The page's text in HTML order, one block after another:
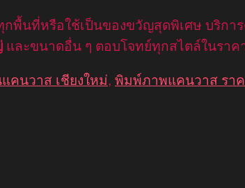
นที่หรือใช้เป็นของขวัญสุดพิเศษ บริการ
และขนาดอื่น ๆ ตอบโจทย์ทุกสไตล์ในราค
คนวาส เชียงใหม่, พิมพ์ภาพแคนวาส รา